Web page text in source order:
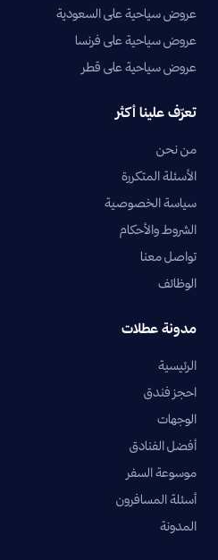
عروض سياحية على السعودية
عروض سياحية على فرنسا
عروض سياحية على قطر
تعرّف علينا أكثر
من نحن
الأسئلة المتكررة
سياسة الخصوصية
الشروط والأحكام
تواصل معنا
الوظائف
مدونة عطلات
الرئيسية
احجز فندق
الوجهات
أفضل الفنادق
موسوعة السفر
أسئلة المسافرون
المدونة